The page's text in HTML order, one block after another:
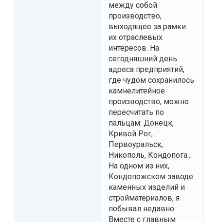
между собой
производство,
выходящее за рамки
их отраслевых
интересов. На
сегодняшний день
адреса предприятий,
где чудом сохранилось
камнелитейное
производство, можно
пересчитать по
пальцам: Донецк,
Кривой Рог,
Первоуральск,
Никополь, Кондопога...
На одном из них,
Кондопожском заводе
каменных изделий и
стройматериалов, я
побывал недавно.
Вместе с главным